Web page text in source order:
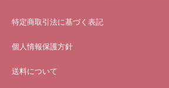
特定商取引法に基づく表記
個人情報保護方針
送料について